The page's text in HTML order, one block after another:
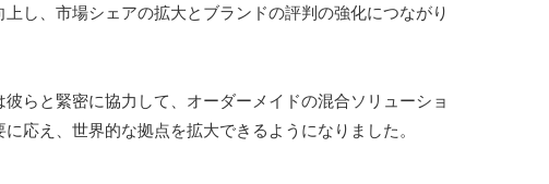
し、市場シェアの拡大とブランドの評判の強化につながり
らと緊密に協力して、オーダーメイドの混合ソリューショ
応え、世界的な拠点を拡大できるようになりました。